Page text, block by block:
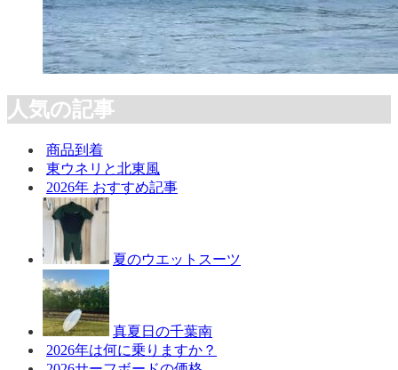
人気の記事
商品到着
東ウネリと北東風
2026年 おすすめ記事
夏のウエットスーツ
真夏日の千葉南
2026年は何に乗りますか？